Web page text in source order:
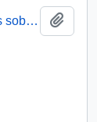
[Excusas del Arzobispo Antonio Moreno, para asistir al Acto de la firma de los Proyectos sobre Asuntos Indígenas]